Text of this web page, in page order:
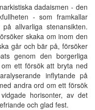
dadaismen - den
- som framkallar
allvarliga stenansikten.
skaka om inom den
går och bär på, försöker
genom den borgerliga
ett försök att bryta ned
inflytande på
andra ord om ett försök
horisonter, av det
och glad fest.